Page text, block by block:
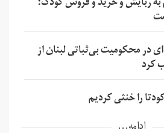
در محکومیت بی‌ثباتی لبنان از
کرد
را خنثی کردیم
ادامه...